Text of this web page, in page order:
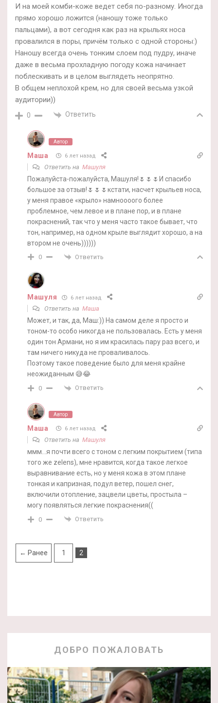
И на моей комби-коже ведет себя по-разному. Иногда
прямо хорошо ложится (наношу тоже только
пальцами), а вот сегодня как раз на крыльях носа
провалился в поры, причём только с одной стороны:)
Наношу всегда очень тонким слоем под пудру, иначе
даже в весьма прохладную погоду кожа начинает
поблескивать и в целом выглядеть неопрятно.
В общем неплохой крем, но для своей весьма узкой
аудитории))
0 Ответить
Автор
Маша 6 лет назад
Ответить на Машуля
Пожалуйста-пожалуйста, Машуля!🌷🌷🌷И спасибо
большое за отзыв!🌷🌷🌷кстати, насчет крыльев носа,
у меня правое «крыло» намноооого более
проблемное, чем левое и в плане пор, и в плане
покраснений, так что у меня часто такое бывает, что
тон, например, на одном крыле выглядит хорошо, а на
втором не очень))))))
0 Ответить
Машуля 6 лет назад
Ответить на Маша
Может, и так, да, Маш:)) На самом деле я просто и
тоном-то особо никогда не пользовалась. Есть у меня
один тон Армани, но я им красилась пару раз всего, и
там ничего никуда не проваливалось.
Поэтому такое поведение было для меня крайне
неожиданным 😅😂
0 Ответить
Автор
Маша 6 лет назад
Ответить на Машуля
ммм…я почти всего с тоном с легким покрытием (типа
того же zelens), мне нравится, когда такое легкое
выравнивание есть, но у меня кожа в этом плане
тонкая и капризная, подул ветер, пошел снег,
включили отопление, зацвели цветы, простыла –
могу появляться легкие покраснения((
0 Ответить
← Ранее 1 2
ДОБРО ПОЖАЛОВАТЬ